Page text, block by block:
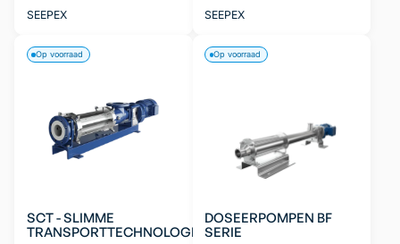
SEEPEX SEEPEX
SCT - SLIMME
TRANSPORTTECHNOLOGIE
Op voorraad
DOSEERPOMPEN BF
SERIE
Op voorraad